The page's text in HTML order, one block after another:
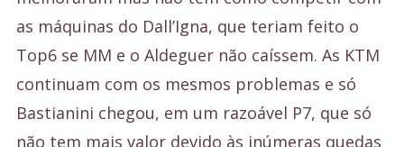
as máquinas do Dall’Igna, que teriam feito o
Top6 se MM e o Aldeguer não caíssem. As KTM
continuam com os mesmos problemas e só
Bastianini chegou, em um razoável P7, que só
não tem mais valor devido às inúmeras quedas